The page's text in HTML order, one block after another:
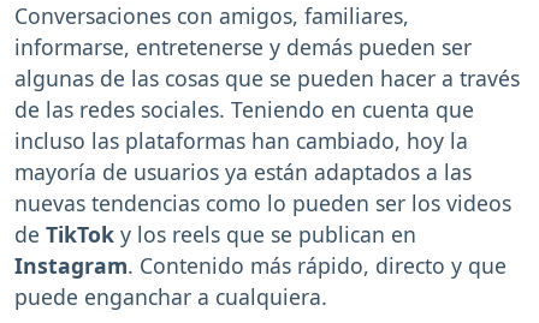
Conversaciones con amigos, familiares,
informarse, entretenerse y demás pueden ser
algunas de las cosas que se pueden hacer a través
de las redes sociales. Teniendo en cuenta que
incluso las plataformas han cambiado, hoy la
mayoría de usuarios ya están adaptados a las
nuevas tendencias como lo pueden ser los videos
de TikTok y los reels que se publican en
Instagram. Contenido más rápido, directo y que
puede enganchar a cualquiera.